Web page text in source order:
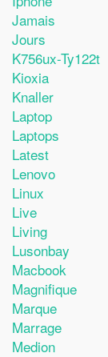
Jamais
Jours
K756ux-Ty122t
Kioxia
Knaller
Laptop
Laptops
Latest
Lenovo
Linux
Live
Living
Lusonbay
Macbook
Magnifique
Marque
Marrage
Medion